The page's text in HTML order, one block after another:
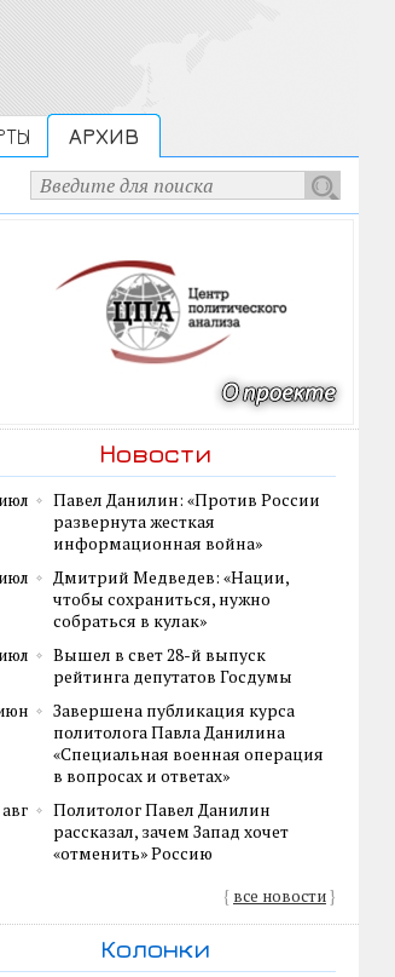
АРХИВ
Новости
Павел Данилин: «Против России
развернута жесткая
информационная война»
Дмитрий Медведев: «Нации,
чтобы сохраниться, нужно
собраться в кулак»
Вышел в свет 28-й выпуск
рейтинга депутатов Госдумы
Завершена публикация курса
политолога Павла Данилина
«Специальная военная операция
в вопросах и ответах»
Политолог Павел Данилин
рассказал, зачем Запад хочет
«отменить» Россию
{ все новости}
Колонки